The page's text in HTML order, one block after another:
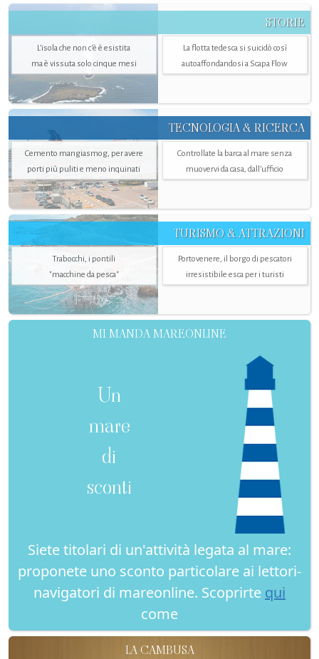
STORIE
L’isola che non c'è è esistita
ma è vissuta solo cinque mesi
La flotta tedesca si suicidò così
autoaffondandosi a Scapa Flow
TECNOLOGIA & RICERCA
Cemento mangiasmog, per avere
porti più puliti e meno inquinati
Controllate la barca al mare senza
muovervi da casa, dall’ufficio
TURISMO & ATTRAZIONI
Trabocchi, i pontili
"macchine da pesca"
Portovenere, il borgo di pescatori
irresistibile esca per i turisti
MI MANDA MAREONLINE
Un
mare
di
sconti
Siete titolari di un'attività legata al mare:
proponete uno sconto particolare ai lettori-
navigatori di mareonline. Scoprirte qui
come
LA CAMBUSA